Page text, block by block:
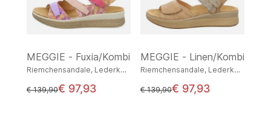
MEGGIE - Fuxia/Kombi
Riemchensandale, Lederkombination
statt
€ 139,90€ 97,93
MEGGIE - Linen/Kombi
Riemchensandale, Lederkombination
statt
€ 139,90€ 97,93